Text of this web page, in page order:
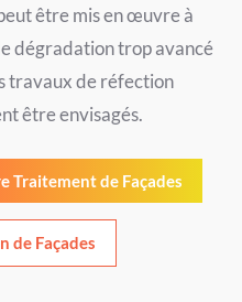
être mis en œuvre à
dégradation trop avancé
travaux de réfection
être envisagés.
Traitement de Façades
de Façades